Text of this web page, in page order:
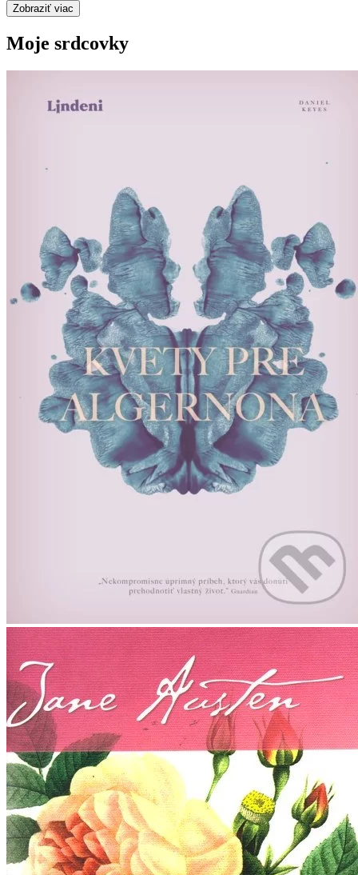
Zobraziť viac
Moje srdcovky